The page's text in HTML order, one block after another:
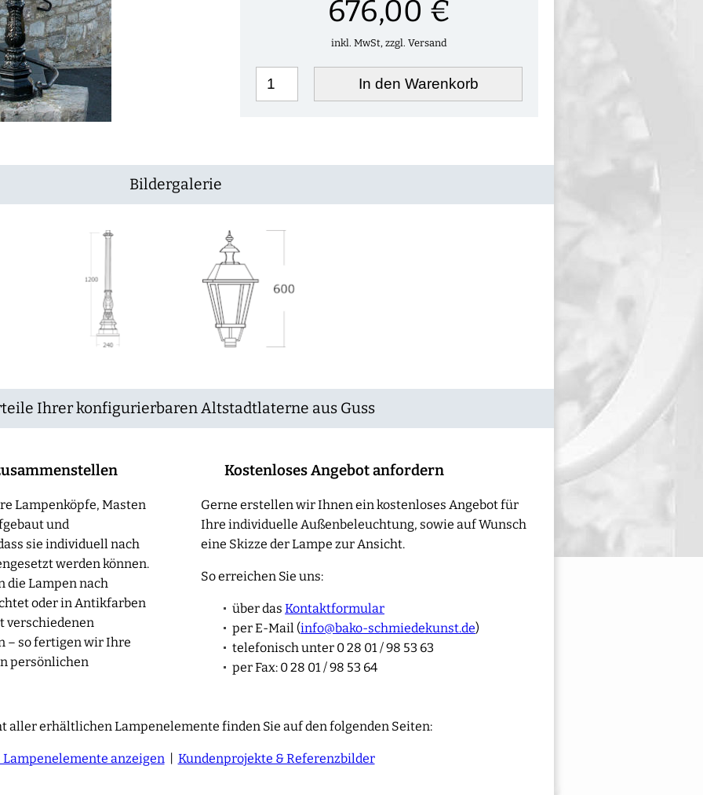
676,00 €
inkl. MwSt, zzgl. Versand
In den Warenkorb
Bildergalerie
Ihrer konfigurierbaren Altstadtlaterne aus Guss
Lampenköpfe, Masten
und
sie individuell nach
werden können.
die Lampen nach
oder in Antikfarben
verschiedenen
– so fertigen wir Ihre
persönlichen
Kostenloses Angebot anfordern
Gerne erstellen wir Ihnen ein kostenloses Angebot für
Ihre individuelle Außenbeleuchtung, sowie auf Wunsch
eine Skizze der Lampe zur Ansicht.
So erreichen Sie uns:
über das Kontaktformular
per E-Mail (info@bako-schmiedekunst.de)
telefonisch unter 0 28 01 / 98 53 63
per Fax: 0 28 01 / 98 53 64
aller erhältlichen Lampenelemente finden Sie auf den folgenden Seiten:
anzeigen | Kundenprojekte & Referenzbilder